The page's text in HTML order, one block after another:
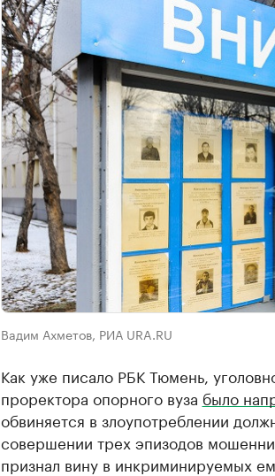
Вадим Ахметов, РИА URA.RU
Как уже писало РБК Тюмень,
проректора опорного вуза было
обвиняется в злоупотреблении
совершении трех эпизодов
признал вину в инкриминируемых